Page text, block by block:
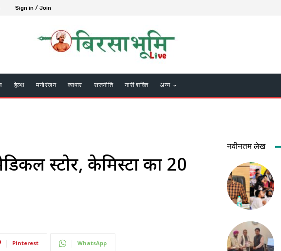
Sign in / Join
हेल्थ मनोरंजन व्यापार राजनीति नारी शक्ति अन्य
स्टोर, केमिस्टों का 20
Pinterest WhatsApp
नवीनतम लेख